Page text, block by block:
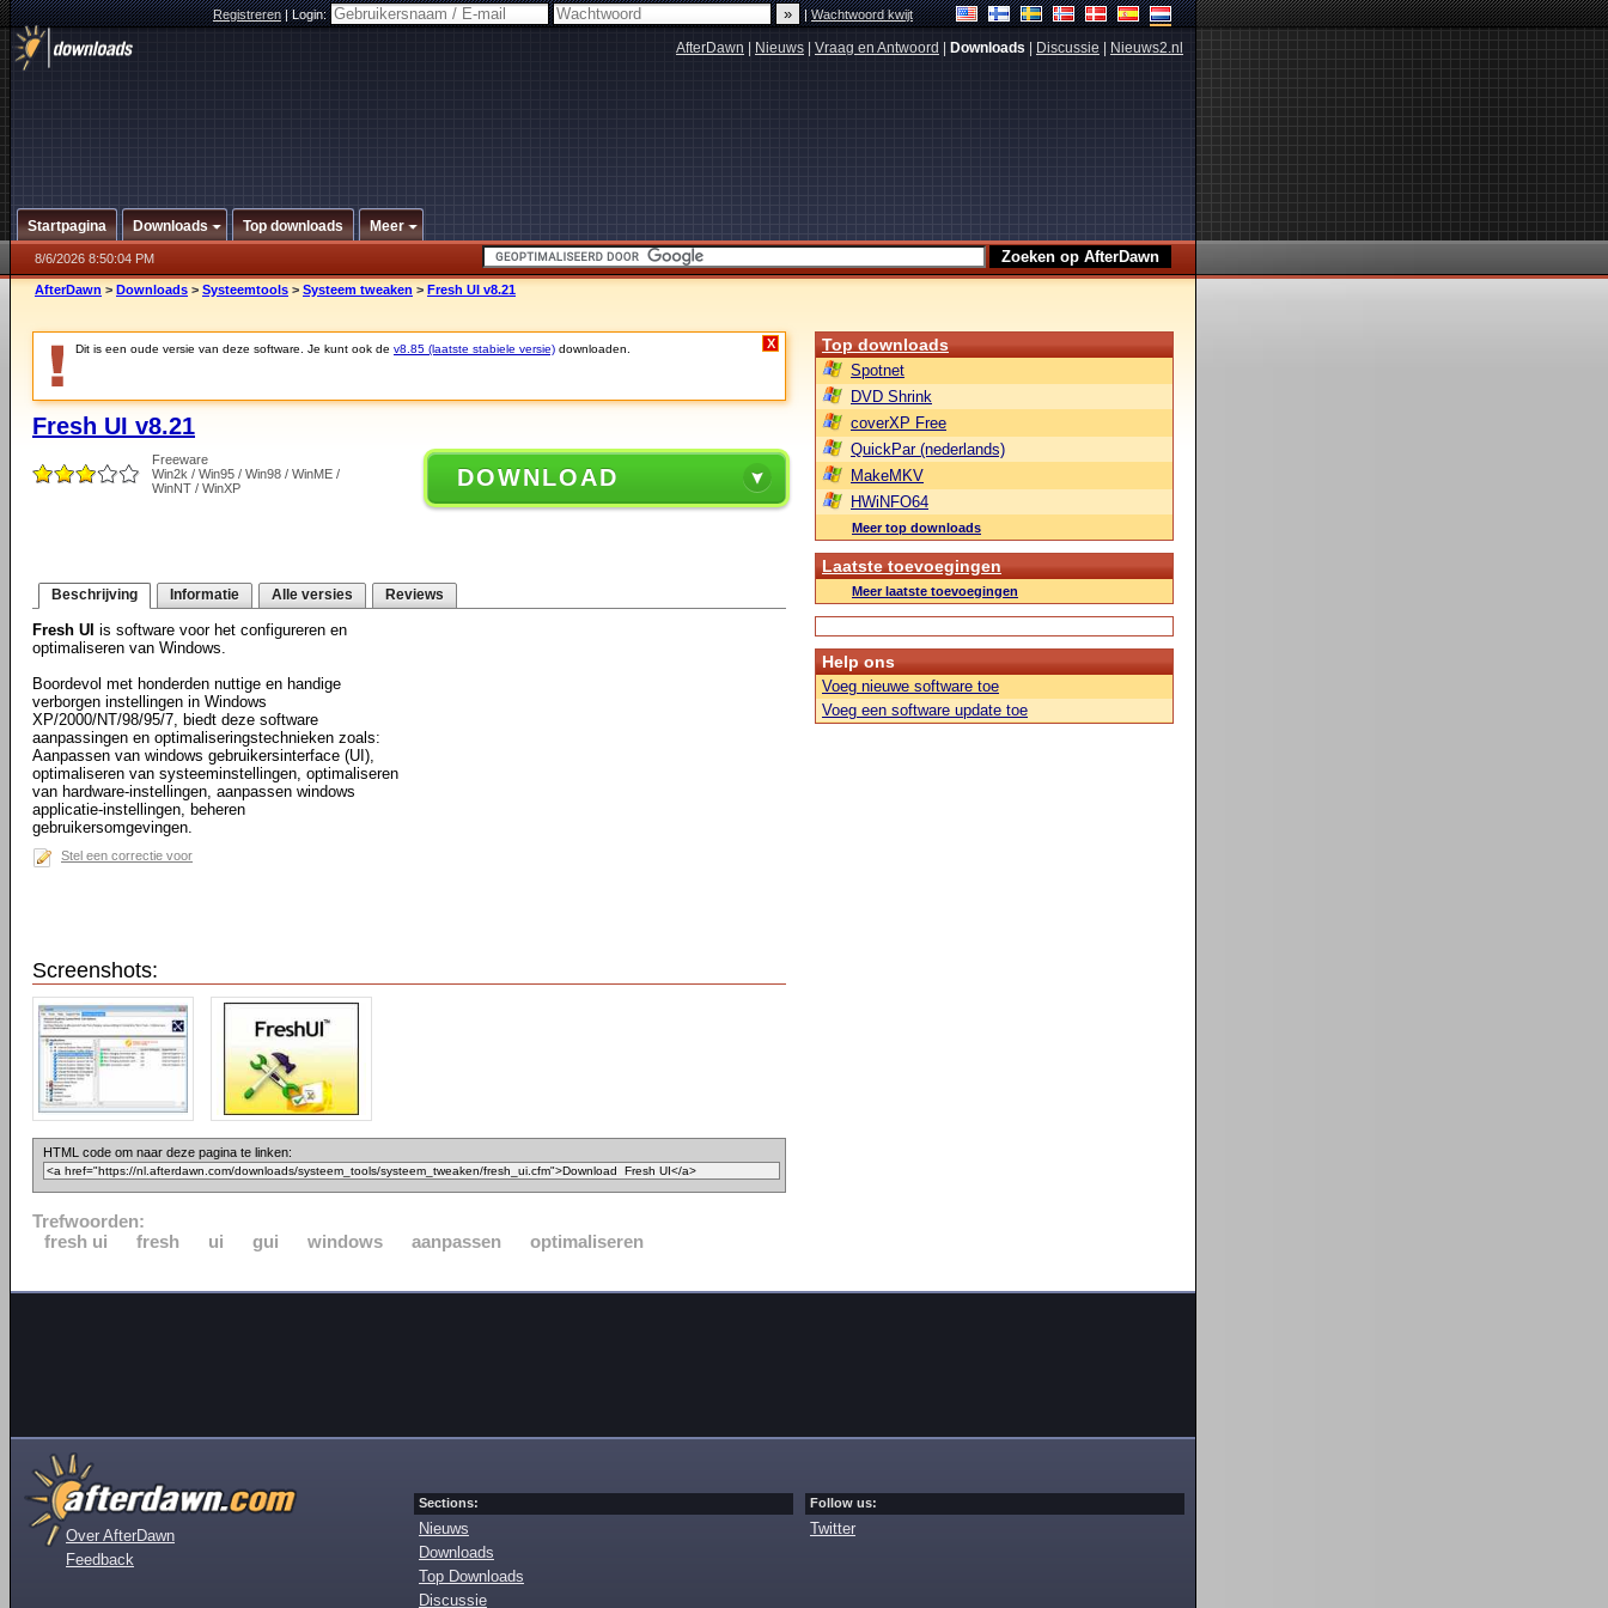
Registreren|Login: |Wachtwoord kwijt
AfterDawn Nieuws Vraag en Antwoord Downloads Discussie Nieuws2.nl
Startpagina Downloads Top downloads Meer
8/6/2026 8:50:04 PM
AfterDawn > Downloads > Systeemtools > Systeem tweaken > Fresh UI v8.21
Dit is een oude versie van deze software. Je kunt ook de v8.85 (laatste stabiele versie) downloaden. X
Fresh UI v8.21
Freeware
Win2k / Win95 / Win98 / WinME /
WinNT / WinXP
DOWNLOAD
Beschrijving Informatie Alle versies Reviews
Fresh UI is software voor het configureren en
optimaliseren van Windows.
Boordevol met honderden nuttige en handige
verborgen instellingen in Windows
XP/2000/NT/98/95/7, biedt deze software
aanpassingen en optimaliseringstechnieken zoals:
Aanpassen van windows gebruikersinterface (UI),
optimaliseren van systeeminstellingen, optimaliseren
van hardware-instellingen, aanpassen windows
applicatie-instellingen, beheren
gebruikersomgevingen.
Stel een correctie voor
Screenshots:
HTML code om naar deze pagina te linken:
Trefwoorden:
fresh ui
fresh ui gui windows aanpassen optimaliseren
Top downloads
Spotnet
DVD Shrink
coverXP Free
QuickPar (nederlands)
MakeMKV
HWiNFO64
Meer top downloads
Laatste toevoegingen
Meer laatste toevoegingen
Help ons
Voeg nieuwe software toe
Voeg een software update toe
Over AfterDawn
Feedback
Sections:
Nieuws
Downloads
Top Downloads
Discussie
Follow us:
Twitter